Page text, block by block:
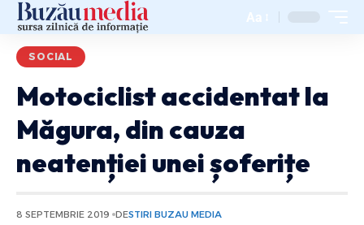
Aa
SOCIAL
Motociclist accidentat la
Măgura, din cauza
neatenției unei șoferițe
8 SEPTEMBRIE 2019 DESTIRI BUZAU MEDIA